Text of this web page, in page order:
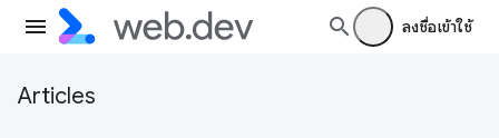
ลงชื่อเข้าใช้
Articles